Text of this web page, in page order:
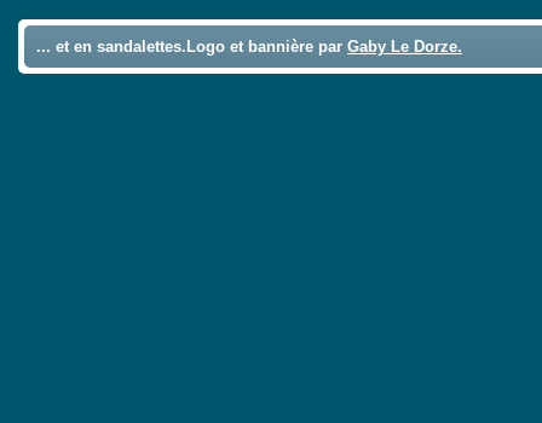
... et en sandalettes.Logo et bannière par Gaby Le Dorze.